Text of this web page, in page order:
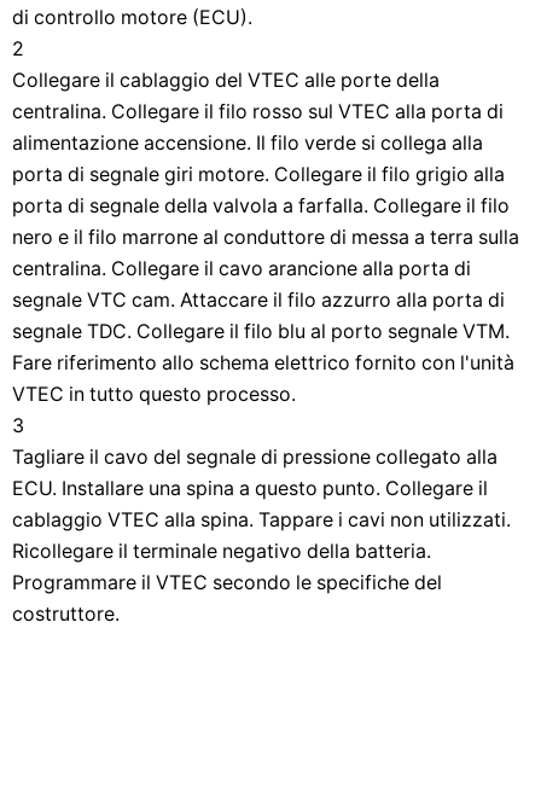
di controllo motore (ECU).
2
Collegare il cablaggio del VTEC alle porte della
centralina. Collegare il filo rosso sul VTEC alla porta di
alimentazione accensione. Il filo verde si collega alla
porta di segnale giri motore. Collegare il filo grigio alla
porta di segnale della valvola a farfalla. Collegare il filo
nero e il filo marrone al conduttore di messa a terra sulla
centralina. Collegare il cavo arancione alla porta di
segnale VTC cam. Attaccare il filo azzurro alla porta di
segnale TDC. Collegare il filo blu al porto segnale VTM.
Fare riferimento allo schema elettrico fornito con l'unità
VTEC in tutto questo processo.
3
Tagliare il cavo del segnale di pressione collegato alla
ECU. Installare una spina a questo punto. Collegare il
cablaggio VTEC alla spina. Tappare i cavi non utilizzati.
Ricollegare il terminale negativo della batteria.
Programmare il VTEC secondo le specifiche del
costruttore.